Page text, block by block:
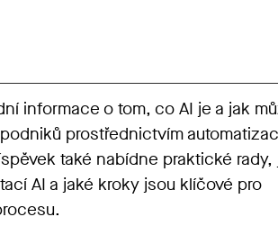
informace o tom, co AI je a jak
prostřednictvím
také nabídne praktické rady,
AI a jaké kroky jsou klíčové pro